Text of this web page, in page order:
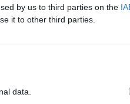
by us to third parties on the
it to other third parties.
data.
του Κώστα